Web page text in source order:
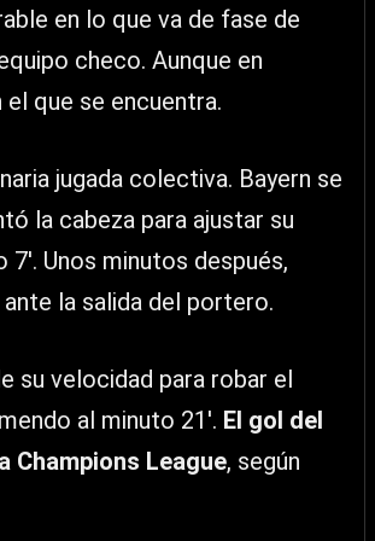
en lo que va de fase de
checo. Aunque en
que se encuentra.
jugada colectiva. Bayern se
la cabeza para ajustar su
Unos minutos después,
la salida del portero.
su velocidad para robar el
al minuto 21′. El gol del
Champions League, según